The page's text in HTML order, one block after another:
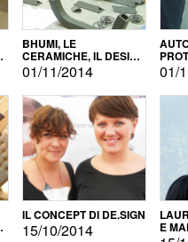
BHUMI, LE
CERAMICHE, IL DESIGN
E L'AUTOPRODUZIONE
01/11/2014 01/
IL CONCEPT DI DE.SIGN
15/10/2014 E